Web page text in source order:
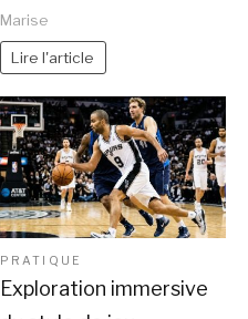
Marise
Lire l'article
PRATIQUE
Exploration immersive